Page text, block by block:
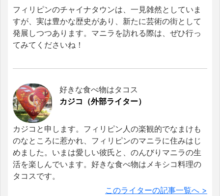
フィリピンのチャイナタウンは、一見雑然としていま
すが、実は豊かな歴史があり、新たに芸術の街として
発展しつつあります。マニラを訪れる際は、ぜひ行っ
てみてくださいね！
好きな食べ物はタコス
カジコ（外部ライター）
カジコと申します。フィリピン人の楽観的でなまけも
のなところに惹かれ、フィリピンのマニラに住みはじ
めました。いまは愛しい彼氏と、のんびりマニラの生
活を楽しんでいます。好きな食べ物はメキシコ料理の
タコスです。
このライターの記事一覧へ >